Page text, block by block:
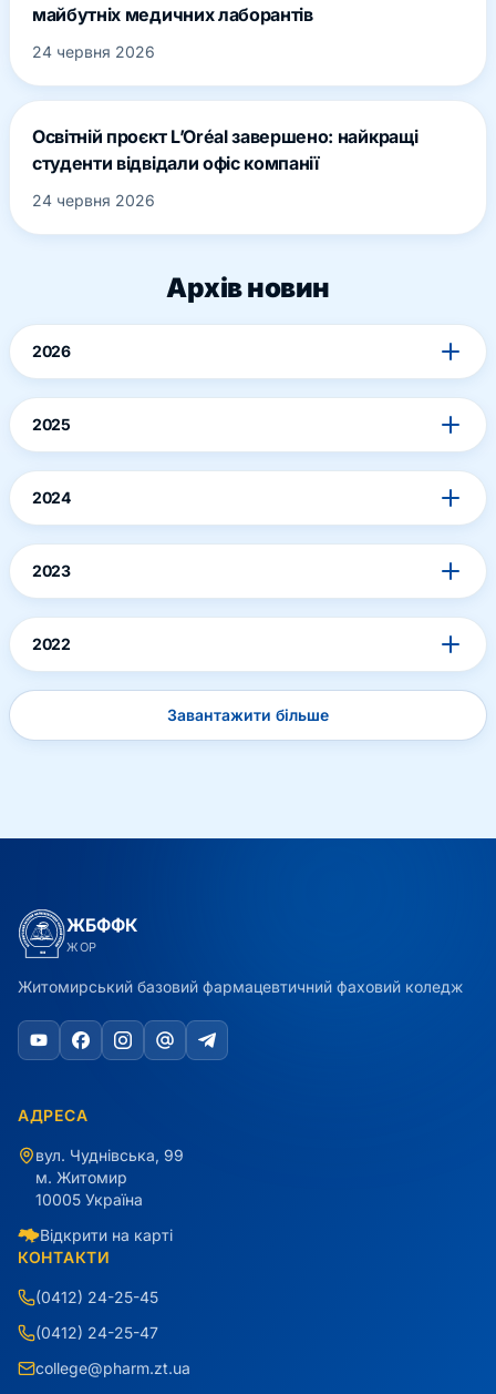
майбутніх медичних лаборантів
24 червня 2026
Освітній проєкт L’Oréal завершено: найкращі
студенти відвідали офіс компанії
24 червня 2026
Архів новин
2026
2025
2024
2023
2022
Завантажити більше
ЖБФФК
ЖОР
Житомирський базовий фармацевтичний фаховий коледж
АДРЕСА
вул. Чуднівська, 99
м. Житомир
10005 Україна
Відкрити на карті
КОНТАКТИ
(0412) 24-25-45
(0412) 24-25-47
college@pharm.zt.ua